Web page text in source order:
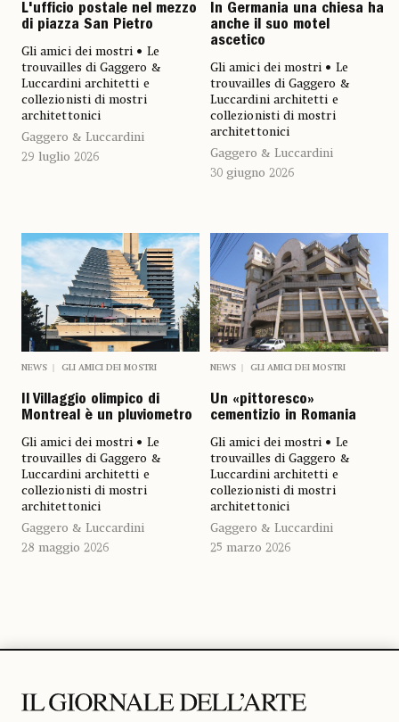
L'ufficio postale nel mezzo
di piazza San Pietro
Gli amici dei mostri • Le
trouvailles di Gaggero &
Luccardini architetti e
collezionisti di mostri
architettonici
Gaggero & Luccardini
29 luglio 2026
In Germania una chiesa ha
anche il suo motel
ascetico
Gli amici dei mostri • Le
trouvailles di Gaggero &
Luccardini architetti e
collezionisti di mostri
architettonici
Gaggero & Luccardini
30 giugno 2026
NEWS GLI AMICI DEI MOSTRI
Il Villaggio olimpico di
Montreal è un pluviometro
Gli amici dei mostri • Le
trouvailles di Gaggero &
Luccardini architetti e
collezionisti di mostri
architettonici
Gaggero & Luccardini
28 maggio 2026
NEWS GLI AMICI DEI MOSTRI
Un «pittoresco»
cementizio in Romania
Gli amici dei mostri • Le
trouvailles di Gaggero &
Luccardini architetti e
collezionisti di mostri
architettonici
Gaggero & Luccardini
25 marzo 2026